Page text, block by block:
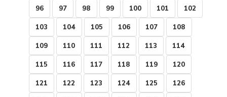
96 97 98 99 100 101 102
103 104 105 106 107 108
109 110 111 112 113 114
115 116 117 118 119 120
121 122 123 124 125 126